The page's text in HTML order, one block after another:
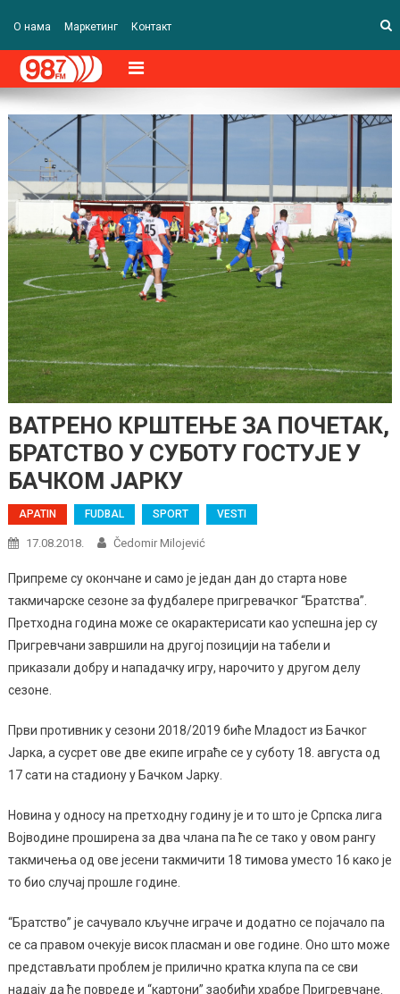
О нама Маркетинг Контакт
ВАТРЕНО КРШТЕЊЕ ЗА ПОЧЕТАК,
БРАТСТВО У СУБОТУ ГОСТУЈЕ У
БАЧКОМ ЈАРКУ
APATIN FUDBAL SPORT VESTI
17.08.2018. Čedomir Milojević
Припреме су окончане и само је један дан до старта нове
такмичарске сезоне за фудбалере пригревачког “Братства”.
Претходна година може се окарактерисати као успешна јер су
Пригревчани завршили на другој позицији на табели и
приказали добру и нападачку игру, нарочито у другом делу
сезоне.
Први противник у сезони 2018/2019 биће Младост из Бачког
Јарка, а сусрет ове две екипе играће се у суботу 18. августа од
17 сати на стадиону у Бачком Јарку.
Новина у односу на претходну годину је и то што је Српска лига
Војводине проширена за два члана па ће се тако у овом рангу
такмичења од ове јесени такмичити 18 тимова уместо 16 како је
то био случај прошле године.
“Братство” је сачувало кључне играче и додатно се појачало па
се са правом очекује висок пласман и ове године. Оно што може
представљати проблем је прилично кратка клупа па се сви
надају да ће повреде и “картони” заобићи храбре Пригревчане.